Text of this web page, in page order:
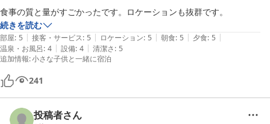
食事の質と量がすごかったです。ロケーションも抜群です。
続きを読む
部屋: 5 | 接客・サービス: 5 | ロケーション: 5 | 朝食: 5 | 夕食: 5 |
温泉・お風呂: 4 | 設備: 4 | 清潔さ: 5
追加情報:小さな子供と一緒に宿泊
241
投稿者さん